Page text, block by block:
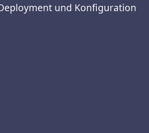
und Konfiguration